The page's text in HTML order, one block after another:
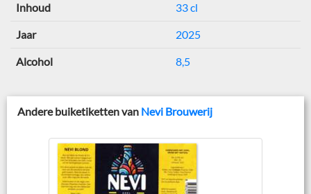
Inhoud 33 cl
Jaar 2025
Alcohol 8,5
Andere buiketiketten van Nevi Brouwerij